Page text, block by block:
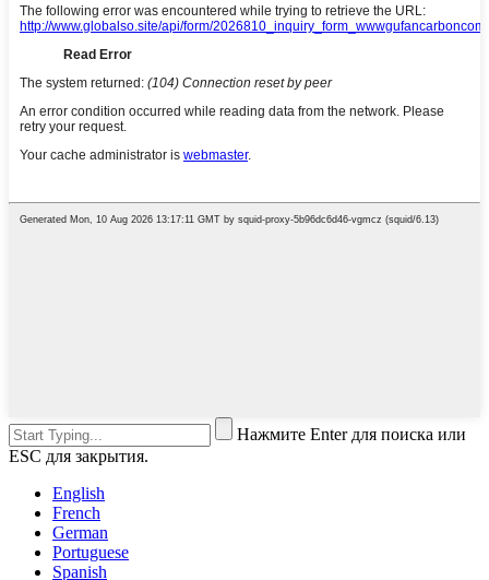
Нажмите Enter для поиска или
ESC для закрытия.
English
French
German
Portuguese
Spanish